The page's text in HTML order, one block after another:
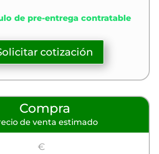
de pre-entrega contratable
cotización
Compra
de venta estimado
€